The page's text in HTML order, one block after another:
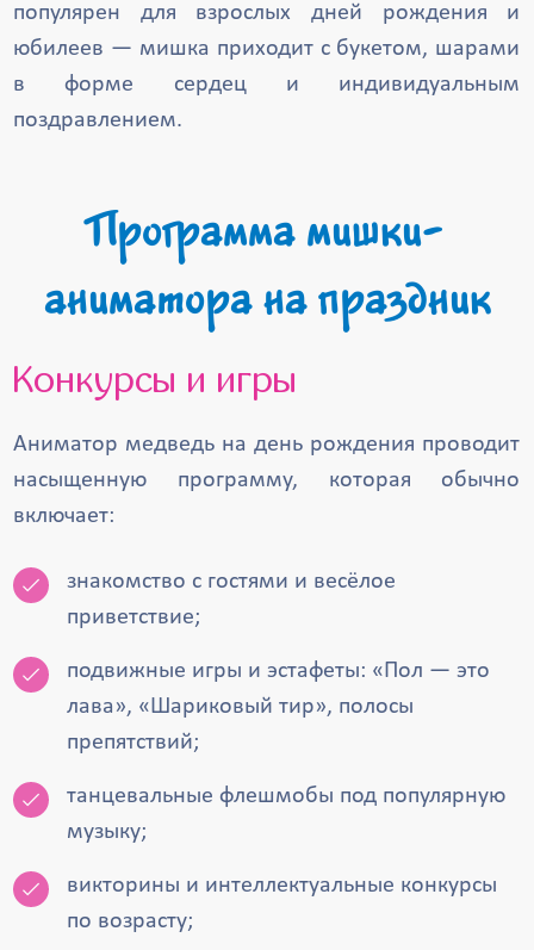
популярен для взрослых дней рождения и
юбилеев — мишка приходит с букетом, шарами
в форме сердец и индивидуальным
поздравлением.
Программа мишки-
аниматора на праздник
Конкурсы и игры
Аниматор медведь на день рождения проводит
насыщенную программу, которая обычно
включает:
знакомство с гостями и весёлое
приветствие;
подвижные игры и эстафеты: «Пол — это
лава», «Шариковый тир», полосы
препятствий;
танцевальные флешмобы под популярную
музыку;
викторины и интеллектуальные конкурсы
по возрасту;